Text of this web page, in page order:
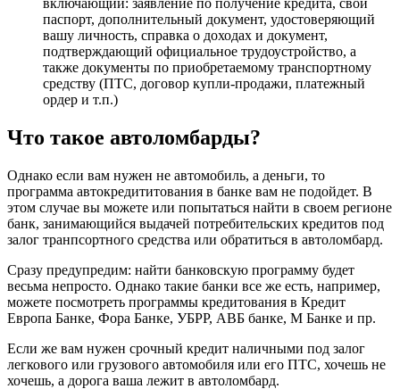
включающий: заявление по получение кредита, свой
паспорт, дополнительный документ, удостоверяющий
вашу личность, справка о доходах и документ,
подтверждающий официальное трудоустройство, а
также документы по приобретаемому транспортному
средству (ПТС, договор купли-продажи, платежный
ордер и т.п.)
Что такое автоломбарды?
Однако если вам нужен не автомобиль, а деньги, то
программа автокредититования в банке вам не подойдет. В
этом случае вы можете или попытаться найти в своем регионе
банк, занимающийся выдачей потребительских кредитов под
залог транпсортного средства или обратиться в автоломбард.
Сразу предупредим: найти банковскую программу будет
весьма непросто. Однако такие банки все же есть, например,
можете посмотреть программы кредитования в Кредит
Европа Банке, Фора Банке, УБРР, АВБ банке, М Банке и пр.
Если же вам нужен срочный кредит наличными под залог
легкового или грузового автомобиля или его ПТС, хочешь не
хочешь, а дорога ваша лежит в автоломбард.